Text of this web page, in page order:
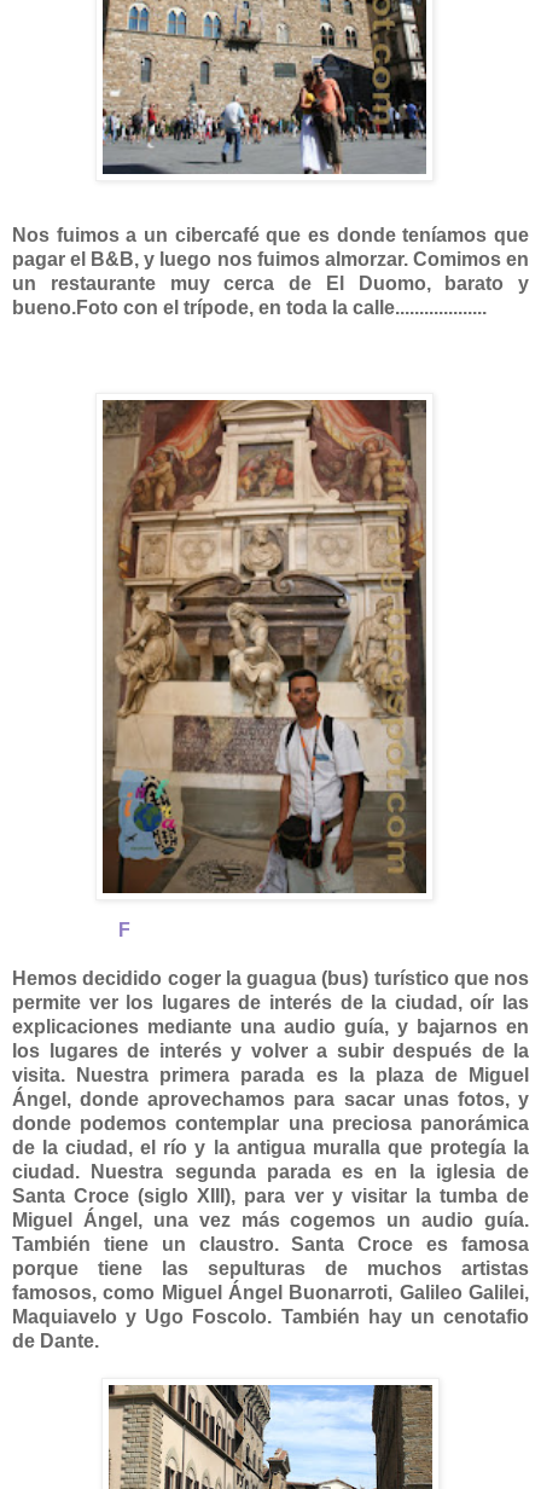
Nos fuimos a un cibercafé que es donde teníamos que
pagar el B&B, y luego nos fuimos almorzar. Comimos en
un restaurante muy cerca de El Duomo, barato y
bueno.Foto con el trípode, en toda la calle...................
Foto en la tumba de Miguel Ángel.
Hemos decidido coger la guagua (bus) turístico que nos
permite ver los lugares de interés de la ciudad, oír las
explicaciones mediante una audio guía, y bajarnos en
los lugares de interés y volver a subir después de la
visita. Nuestra primera parada es la plaza de Miguel
Ángel, donde aprovechamos para sacar unas fotos, y
donde podemos contemplar una preciosa panorámica
de la ciudad, el río y la antigua muralla que protegía la
ciudad. Nuestra segunda parada es en la iglesia de
Santa Croce (siglo XIII), para ver y visitar la tumba de
Miguel Ángel, una vez más cogemos un audio guía.
También tiene un claustro. Santa Croce es famosa
porque tiene las sepulturas de muchos artistas
famosos, como Miguel Ángel Buonarroti, Galileo Galilei,
Maquiavelo y Ugo Foscolo. También hay un cenotafio
de Dante.